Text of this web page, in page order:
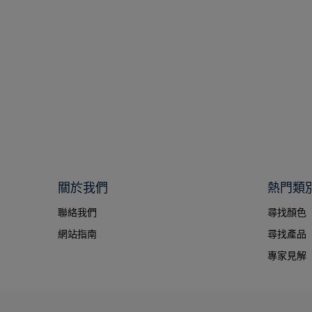
關於我們
聯絡我們
網站指南
熱門類
尋找顏色
尋找產品
專家見解